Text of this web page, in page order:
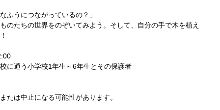
ふうにつながっているの？」
のたちの世界をのぞいてみよう。そして、自分の手で木を植え
に通う小学校1年生～6年生とその保護者
は中止になる可能性があります。